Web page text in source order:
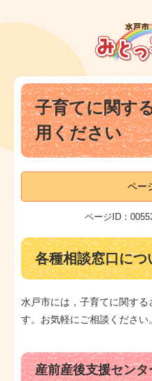
ー
ニ
本
文 子育てに関す
用ください
ペー
ページID：
各種相談窓口につ
水戸市には，子育てに関す
す。お気軽にご相談ください。
産前産後支援セン